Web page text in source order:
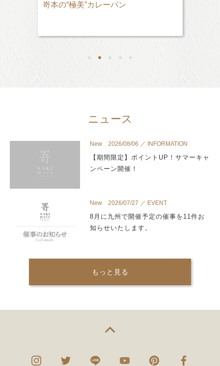
嵜本の“極美”カレーパン
● ● ● ● ●
ニュース
New 2026/08/06 ／ INFORMATION
【期間限定】ポイントUP！サマーキャ
ンペーン開催！
New 2026/07/27 ／ EVENT
8月に九州で開催予定の催事を11件お
知らせいたします。
もっと見る